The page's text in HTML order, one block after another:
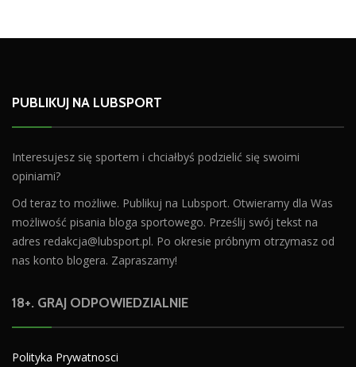
PUBLIKUJ NA LUBSPORT
Interesujesz się sportem i chciałbyś podzielić się swoimi
opiniami?
Od teraz to możliwe. Publikuj na Lubsport. Otwieramy dla Was
możliwość pisania bloga sportowego. Prześlij swój tekst na
adres redakcja@lubsport.pl. Po okresie próbnym otrzymasz od
nas konto blogera. Zapraszamy!
18+. GRAJ ODPOWIEDZIALNIE
Polityka Prywatnosci